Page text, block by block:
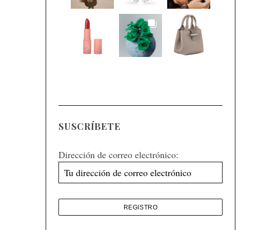
SUSCRÍBETE
Dirección de correo electrónico: